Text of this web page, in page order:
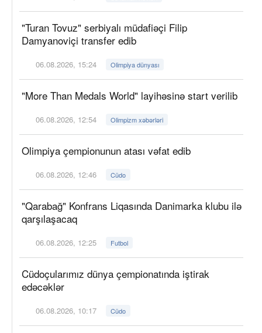
"Turan Tovuz" serbiyalı müdafiəçi Filip
Damyanoviçi transfer edib
06.08.2026, 15:24 Olimpiya dünyası
"More Than Medals World" layihəsinə start verilib
06.08.2026, 12:54 Olimpizm xəbərləri
Olimpiya çempionunun atası vəfat edib
06.08.2026, 12:46 Cüdo
"Qarabağ" Konfrans Liqasında Danimarka klubu ilə
qarşılaşacaq
06.08.2026, 12:25 Futbol
Cüdoçularımız dünya çempionatında iştirak
edəcəklər
06.08.2026, 10:17 Cüdo